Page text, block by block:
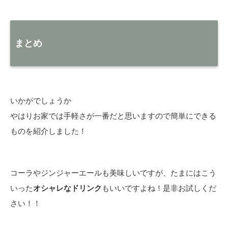
まとめ
いかがでしょうか
やはりお家では手軽さが一番だと思いますので簡単にできる
ものを紹介しました！
コーラやジンジャーエールも美味しいですが、たまにはこう
いったオシャレなドリンク もいいですよね！是非お試しくだ
さい！！